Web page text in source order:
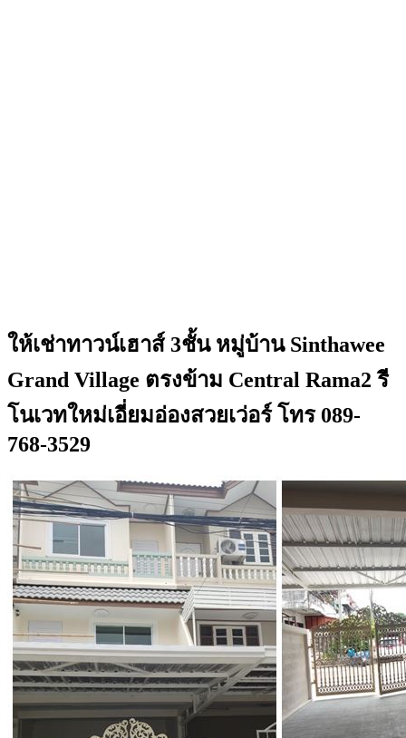
ให้เช่าทาวน์เฮาส์ 3ชั้น หมู่บ้าน Sinthawee
Grand Village ตรงข้าม Central Rama2 รี
โนเวทใหม่เอี่ยมอ่องสวยเว่อร์ โทร 089-
768-3529